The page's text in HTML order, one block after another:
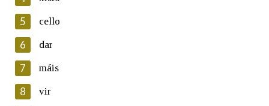
Lin e acepto as condicións da política de
Introduce o código que aparece na imaxe:
5 cello
6 dar
7 máis
8 vir